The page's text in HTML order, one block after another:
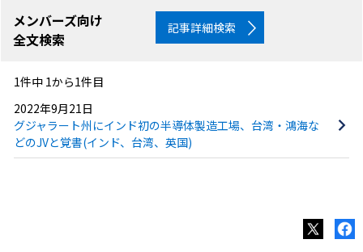
メンバーズ向け
全文検索
記事詳細検索
1件中 1から1件目
2022年9月21日
グジャラート州にインド初の半導体製造工場、台湾・鴻海な
どのJVと覚書(インド、台湾、英国)